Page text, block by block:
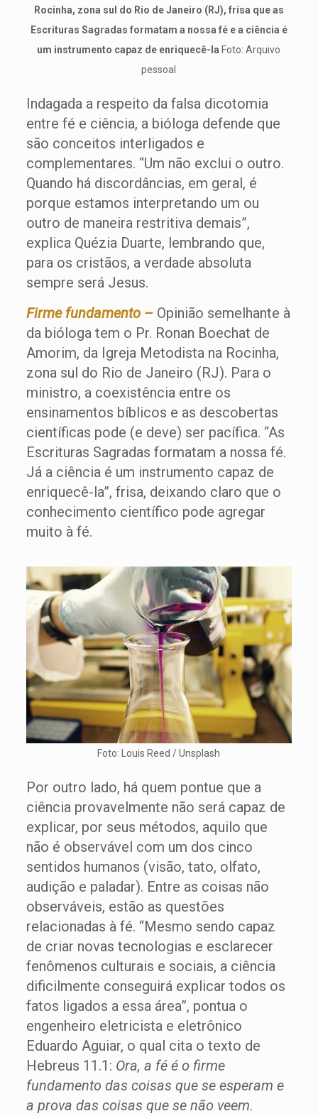
Rocinha, zona sul do Rio de Janeiro (RJ), frisa que as
Escrituras Sagradas formatam a nossa fé e a ciência é
um instrumento capaz de enriquecê-la Foto: Arquivo
pessoal
Indagada a respeito da falsa dicotomia
entre fé e ciência, a bióloga defende que
são conceitos interligados e
complementares. “Um não exclui o outro.
Quando há discordâncias, em geral, é
porque estamos interpretando um ou
outro de maneira restritiva demais”,
explica Quézia Duarte, lembrando que,
para os cristãos, a verdade absoluta
sempre será Jesus.
Firme fundamento – Opinião semelhante à
da bióloga tem o Pr. Ronan Boechat de
Amorim, da Igreja Metodista na Rocinha,
zona sul do Rio de Janeiro (RJ). Para o
ministro, a coexistência entre os
ensinamentos bíblicos e as descobertas
científicas pode (e deve) ser pacífica. “As
Escrituras Sagradas formatam a nossa fé.
Já a ciência é um instrumento capaz de
enriquecê-la”, frisa, deixando claro que o
conhecimento científico pode agregar
muito à fé.
Foto: Louis Reed / Unsplash
Por outro lado, há quem pontue que a
ciência provavelmente não será capaz de
explicar, por seus métodos, aquilo que
não é observável com um dos cinco
sentidos humanos (visão, tato, olfato,
audição e paladar). Entre as coisas não
observáveis, estão as questões
relacionadas à fé. “Mesmo sendo capaz
de criar novas tecnologias e esclarecer
fenômenos culturais e sociais, a ciência
dificilmente conseguirá explicar todos os
fatos ligados a essa área”, pontua o
engenheiro eletricista e eletrônico
Eduardo Aguiar, o qual cita o texto de
Hebreus 11.1: Ora, a fé é o firme
fundamento das coisas que se esperam e
a prova das coisas que se não veem.